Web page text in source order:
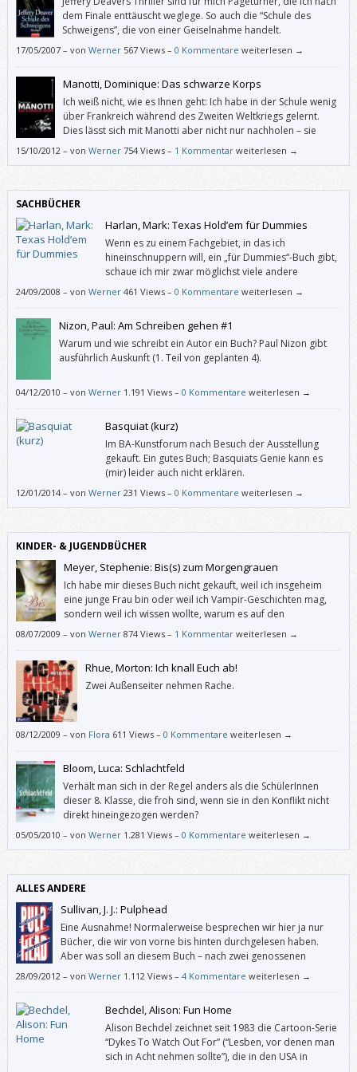
dem Finale enttäuscht weglege. So auch die “Schule des
Schweigens”, die von einer Geiselnahme handelt.
17/05/2007– von Werner 567 Views – 0 Kommentare weiterlesen →
Manotti, Dominique: Das schwarze Korps
Ich weiß nicht, wie es Ihnen geht: Ich habe in der Schule wenig
über Frankreich während des Zweiten Weltkriegs gelernt.
Dies lässt sich mit Manotti aber nicht nur nachholen – sie
entwirft ein Panorama aus eben jenen Besatzern,
Mir ist nach 30 Seiten (erstmals) klar geworden, dass es den
gewöhnlichen und den ungewöhnlichen Nazis nicht so sehr um
Rassenreinheit und dergleichen gegangen sein mag, sondern dass sie
sich schlicht bereichern wollten.
15/10/2012 – von Werner 754 Views – 1 Kommentar weiterlesen →
SACHBÜCHER
Harlan, Mark: Texas Hold’em für Dummies
Wenn es zu einem Fachgebiet, in das ich
hineinschnuppern will, ein „für Dummies“-Buch gibt,
schaue ich mir zwar möglichst viele andere
Publikationen zum Thema an, doch schlussendlich
verständlich – und mit Humor.
24/09/2008 – von Werner 461 Views – 0 Kommentare weiterlesen →
Nizon, Paul: Am Schreiben gehen #1
Warum und wie schreibt ein Autor ein Buch? Paul Nizon gibt
ausführlich Auskunft (1. Teil von geplanten 4).
04/12/2010 – von Werner 1.191 Views – 0 Kommentare weiterlesen →
Basquiat (kurz)
Im BA-Kunstforum nach Besuch der Ausstellung
gekauft. Ein gutes Buch; Basquiats Genie kann es
(mir) leider auch nicht erklären.
12/01/2014– von Werner 231 Views – 0 Kommentare weiterlesen →
KINDER- & JUGENDBÜCHER
Meyer, Stephenie: Bis(s) zum Morgengrauen
Ich habe mir dieses Buch nicht gekauft, weil ich insgeheim
eine junge Frau bin oder weil ich Vampir-Geschichten mag,
sondern weil ich wissen wollte, warum es auf den
Bestsellerlisten ganz oben steht. Und ich habe es mit
08/07/2009 – von Werner 874 Views – 1 Kommentar weiterlesen →
Rhue, Morton: Ich knall Euch ab!
Zwei Außenseiter nehmen Rache.
08/12/2009 – von Flora 611 Views – 0 Kommentare weiterlesen →
Bloom, Luca: Schlachtfeld
Verhält man sich in der Regel anders als die SchülerInnen
dieser 8. Klasse, die froh sind, wenn sie in den Konflikt nicht
direkt hineingezogen werden?
05/05/2010 – von Werner 1.281 Views – 0 Kommentare weiterlesen →
ALLES ANDERE
Sullivan, J. J.: Pulphead
Eine Ausnahme! Normalerweise besprechen wir hier ja nur
Bücher, die wir von vorne bis hinten durchgelesen haben.
Aber was soll an diesem Buch – nach zwei genossenen
Reportagen – noch besser oder schlechter werden?
Und – was soll ich sagen? – lest das! Lest das, wenn ihr Fans von David
Foster Wallace, Hunter S. Thompson und/oder Tom Wolfe seid. Lest
das, wenn ihr euch auf hohem Niveau gut unterhalten wollt.
28/09/2012 – von Werner 1.112 Views – 4 Kommentare weiterlesen →
Bechdel, Alison: Fun Home
Alison Bechdel zeichnet seit 1983 die Cartoon-Serie
“Dykes To Watch Out For” (“Lesben, vor denen man
sich in Acht nehmen sollte”), die in den USA in